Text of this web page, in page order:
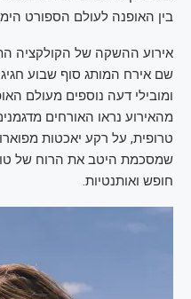
בין האופנה לעולם הספורט
אירוע ההשקה של הקולקציה
שם אירח המותג סוף שבוע
ומובילי דעה נוספים מעולם
מהאירוע נראו האורחים
טרופית, על רקע יאכטות
שמסכמת היטב את הרוח של
חופש ואותנטיות.